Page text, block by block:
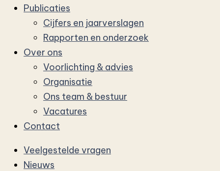
Publicaties
Cijfers en jaarverslagen
Rapporten en onderzoek
Over ons
Voorlichting & advies
Organisatie
Ons team & bestuur
Vacatures
Contact
Veelgestelde vragen
Nieuws